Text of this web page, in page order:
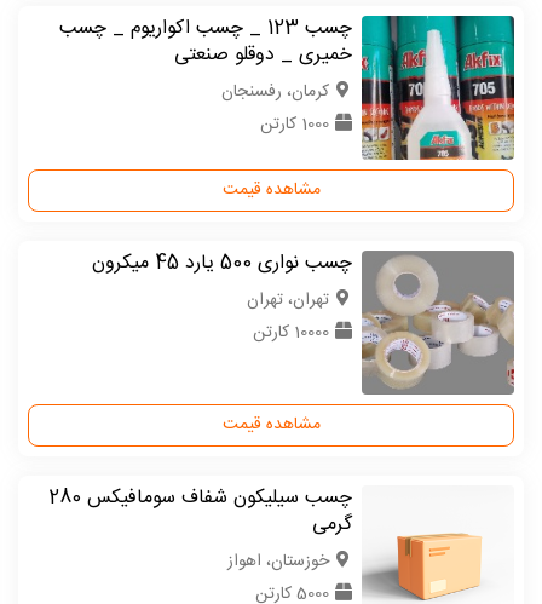
چسب 123 _ چسب اکواریوم _ چسب
خمیری _ دوقلو صنعتی
كرمان، رفسنجان
1000 کارتن
مشاهده قیمت
چسب نواری 500 یارد 45 میکرون
تهران، تهران
10000 کارتن
مشاهده قیمت
چسب سیلیکون شفاف سومافیکس 280
گرمی
خوزستان، اهواز
5000 کارتن